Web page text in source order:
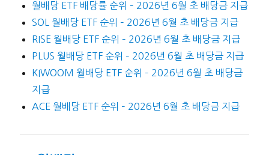
월배당 ETF 배당률 순위 – 2026년 6월 초 배당금 지급
SOL 월배당 ETF 순위 – 2026년 6월 초 배당금 지급
RISE 월배당 ETF 순위 – 2026년 6월 초 배당금 지급
PLUS 월배당 ETF 순위 – 2026년 6월 초 배당금 지급
KIWOOM 월배당 ETF 순위 – 2026년 6월 초 배당금
지급
ACE 월배당 ETF 순위 – 2026년 6월 초 배당금 지급